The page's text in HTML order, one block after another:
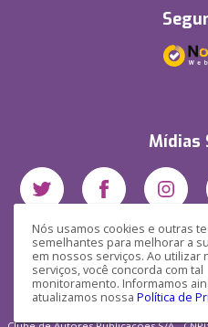
Nós usamos cookies e outras
semelhantes para melhorar a
em nossos serviços. Ao utilizar
serviços, você concorda com tal
monitoramento. Informamos
atualizamos nossa Política de
Mídias